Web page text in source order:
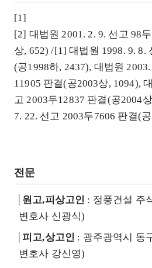
[1]
[2] 대법원 2001. 2. 9. 선고 98
상, 652) /[1] 대법원 1998. 9. 8.
(공1998하, 2437), 대법원
11905 판결(공2003상, 1094),
고 2003두12837 판결(공2004
7. 22. 선고 2003두7606 판결(
전문
원고,피상고인 : 정풍건설 주
변호사 신광식)
피고,상고인 : 광주광역시 동
변호사 강신영)